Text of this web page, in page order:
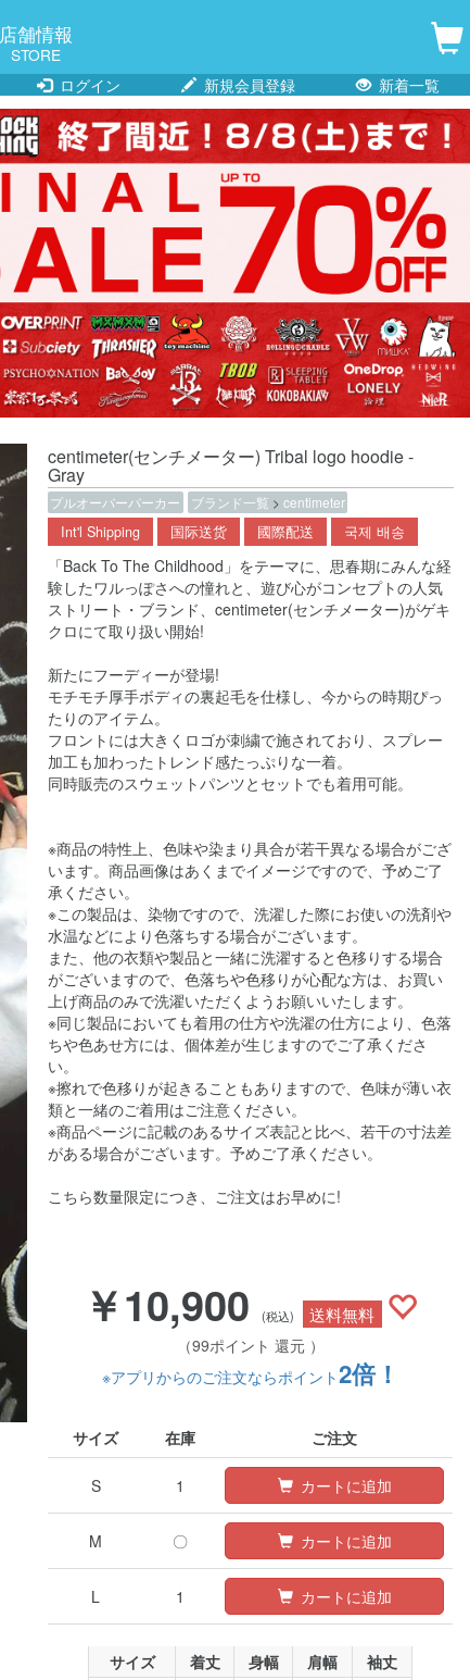
店舗情報
STORE
ログイン
新規会員登録 新着一覧
centimeter(センチメーター) Tribal logo hoodie -
Gray
プルオーバーパーカー ブランド一覧 > centimeter
Int'l Shipping 国际送货 國際配送 국제 배송
「Back To The Childhood」をテーマに、思春期にみんな経
験したワルっぽさへの憧れと、遊び心がコンセプトの人気
ストリート・ブランド、centimeter(センチメーター)がゲキ
クロにて取り扱い開始!
新たにフーディーが登場!
モチモチ厚手ボディの裏起毛を仕様し、今からの時期ぴっ
たりのアイテム。
フロントには大きくロゴが刺繍で施されており、スプレー
加工も加わったトレンド感たっぷりな一着。
同時販売のスウェットパンツとセットでも着用可能。
※商品の特性上、色味や染まり具合が若干異なる場合がござ
います。商品画像はあくまでイメージですので、予めご了
承ください。
※この製品は、染物ですので、洗濯した際にお使いの洗剤や
水温などにより色落ちする場合がございます。
また、他の衣類や製品と一緒に洗濯すると色移りする場合
がございますので、色落ちや色移りが心配な方は、お買い
上げ商品のみで洗濯いただくようお願いいたします。
※同じ製品においても着用の仕方や洗濯の仕方により、色落
ちや色あせ方には、個体差が生じますのでご了承くださ
い。
※擦れで色移りが起きることもありますので、色味が薄い衣
類と一緒のご着用はご注意ください。
※商品ページに記載のあるサイズ表記と比べ、若干の寸法差
がある場合がございます。予めご了承ください。
こちら数量限定につき、ご注文はお早めに!
￥10,900 (税込) 送料無料
（99ポイント 還元 ）
※アプリからのご注文ならポイント2倍！
サイズ 在庫 ご注文
S 1 カートに追加
M 〇 カートに追加
L 1 カートに追加
サイズ 着丈 身幅 肩幅
袖丈